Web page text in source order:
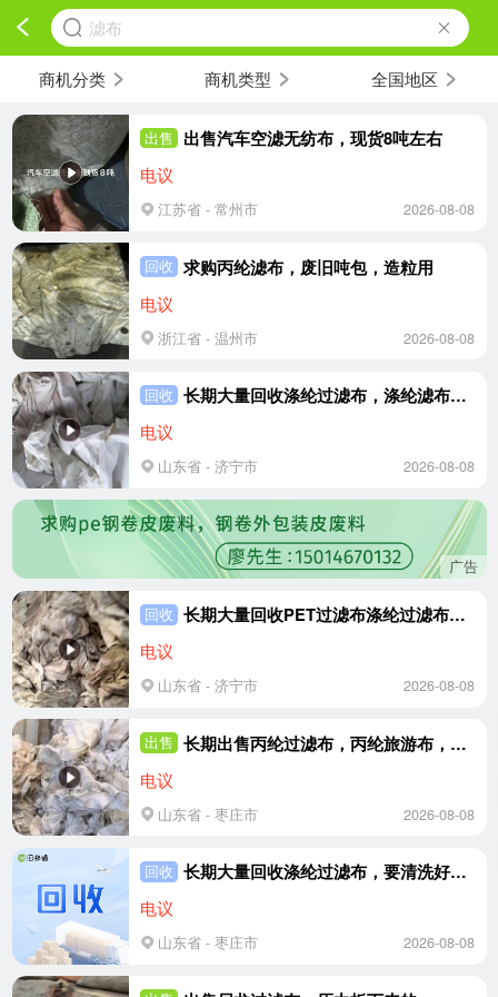
滤布
商机分类 商机类型 全国地区
出售 出售汽车空滤无纺布，现货8吨左右
电议
江苏省 - 常州市 2026-08-08
回收 求购丙纶滤布，废旧吨包，造粒用
电议
浙江省 - 温州市 2026-08-08
回收 长期大量回收涤纶过滤布，涤纶滤布，要清洗过的，造粒用
电议
山东省 - 济宁市 2026-08-08
广告
回收 长期大量回收PET过滤布涤纶过滤布，每个月需要200吨
电议
山东省 - 济宁市 2026-08-08
出售 长期出售丙纶过滤布，丙纶旅游布，没有清洗的，现货25吨左右
电议
山东省 - 枣庄市 2026-08-08
回收 长期大量回收涤纶过滤布，要清洗好的，造粒用，每个月需要100吨
电议
山东省 - 枣庄市 2026-08-08